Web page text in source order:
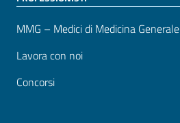
MMG – Medici di Medicina Generale
Lavora con noi
Concorsi